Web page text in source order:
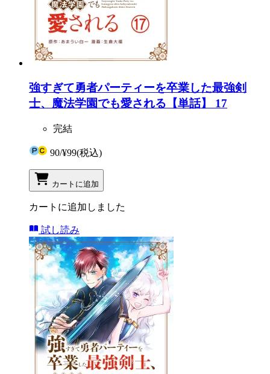
強すぎて勇者パーティーを卒業した最強剣
士、魔法学園でも愛される【単話】 17
完結
90/¥99(税込)
カートに追加
カートに追加しました
試し読み